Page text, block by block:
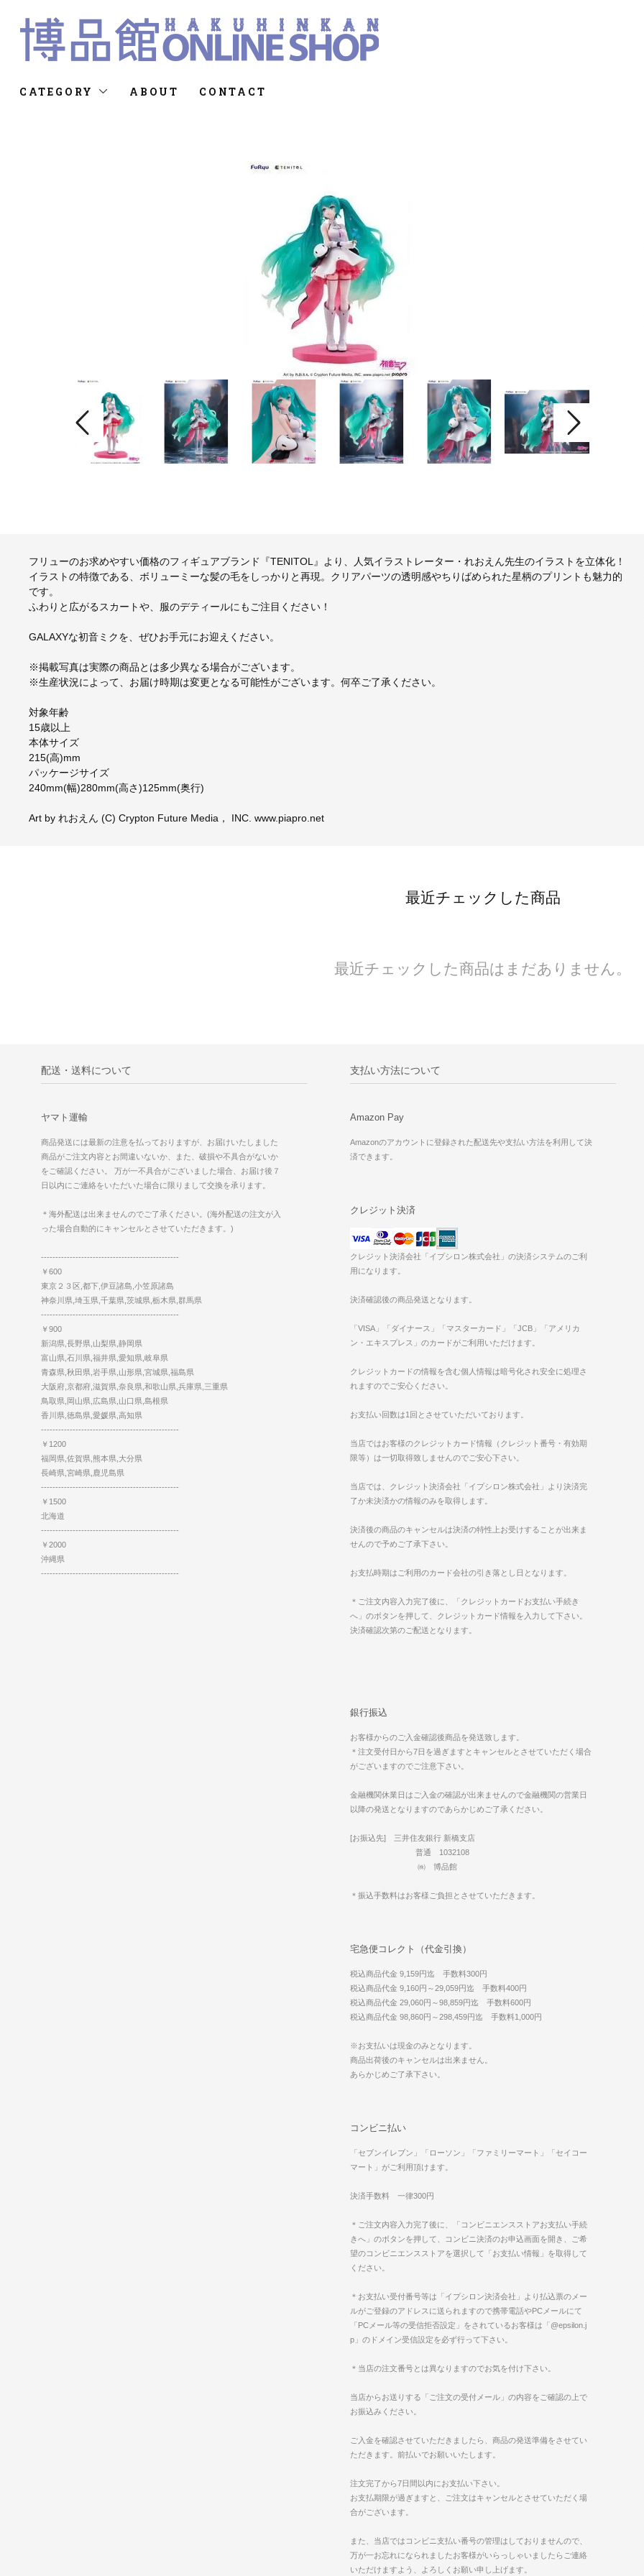
CATEGORY ABOUT CONTACT
フリューのお求めやすい価格のフィギュアブランド『TENITOL』より、人気イラストレーター・れおえん先生のイラストを立体化！
イラストの特徴である、ボリューミーな髪の毛をしっかりと再現。クリアパーツの透明感やちりばめられた星柄のプリントも魅力的
です。
ふわりと広がるスカートや、服のデティールにもご注目ください！
GALAXYな初音ミクを、ぜひお手元にお迎えください。
※掲載写真は実際の商品とは多少異なる場合がございます。
※生産状況によって、お届け時期は変更となる可能性がございます。何卒ご了承ください。
対象年齢
15歳以上
本体サイズ
215(高)mm
パッケージサイズ
240mm(幅)280mm(高さ)125mm(奥行)
Art by れおえん (C) Crypton Future Media， INC. www.piapro.net
最近チェックした商品
最近チェックした商品はまだありません。
配送・送料について
ヤマト運輸
商品発送には最新の注意を払っておりますが、お届けいたしました
商品がご注文内容とお間違いないか、また、破損や不具合がないか
をご確認ください。 万が一不具合がございました場合、お届け後７
日以内にご連絡をいただいた場合に限りまして交換を承ります。
＊海外配送は出来ませんのでご了承ください。(海外配送の注文が入
った場合自動的にキャンセルとさせていただきます。)
------------------------------------------------
￥600
東京２３区,都下,伊豆諸島,小笠原諸島
神奈川県,埼玉県,千葉県,茨城県,栃木県,群馬県
------------------------------------------------
￥900
新潟県,長野県,山梨県,静岡県
富山県,石川県,福井県,愛知県,岐阜県
青森県,秋田県,岩手県,山形県,宮城県,福島県
大阪府,京都府,滋賀県,奈良県,和歌山県,兵庫県,三重県
鳥取県,岡山県,広島県,山口県,島根県
香川県,徳島県,愛媛県,高知県
------------------------------------------------
￥1200
福岡県,佐賀県,熊本県,大分県
長崎県,宮崎県,鹿児島県
------------------------------------------------
￥1500
北海道
------------------------------------------------
￥2000
沖縄県
------------------------------------------------
支払い方法について
Amazon Pay
Amazonのアカウントに登録された配送先や支払い方法を利用して決
済できます。
クレジット決済
クレジット決済会社「イプシロン株式会社」の決済システムのご利
用になります。
決済確認後の商品発送となります。
「VISA」「ダイナース」「マスターカード」「JCB」「アメリカ
ン・エキスプレス」のカードがご利用いただけます。
クレジットカードの情報を含む個人情報は暗号化され安全に処理さ
れますのでご安心ください。
お支払い回数は1回とさせていただいております。
当店ではお客様のクレジットカード情報（クレジット番号・有効期
限等）は一切取得致しませんのでご安心下さい。
当店では、クレジット決済会社「イプシロン株式会社」より決済完
了か未決済かの情報のみを取得します。
決済後の商品のキャンセルは決済の特性上お受けすることが出来ま
せんので予めご了承下さい。
お支払時期はご利用のカード会社の引き落とし日となります。
＊ご注文内容入力完了後に、「クレジットカードお支払い手続き
へ」のボタンを押して、クレジットカード情報を入力して下さい。
決済確認次第のご配送となります。
銀行振込
お客様からのご入金確認後商品を発送致します。
＊注文受付日から7日を過ぎますとキャンセルとさせていただく場合
がございますのでご注意下さい。
金融機関休業日はご入金の確認が出来ませんので金融機関の営業日
以降の発送となりますのであらかじめご了承ください。
[お振込先] 三井住友銀行 新橋支店
普通 1032108
㈱ 博品館
＊振込手数料はお客様ご負担とさせていただきます。
宅急便コレクト（代金引換）
税込商品代金 9,159円迄 手数料300円
税込商品代金 9,160円～29,059円迄 手数料400円
税込商品代金 29,060円～98,859円迄 手数料600円
税込商品代金 98,860円～298,459円迄 手数料1,000円
※お支払いは現金のみとなります。
商品出荷後のキャンセルは出来ません。
あらかじめご了承下さい。
コンビニ払い
「セブンイレブン」「ローソン」「ファミリーマート」「セイコー
マート」がご利用頂けます。
決済手数料 一律300円
＊ご注文内容入力完了後に、「コンビニエンスストアお支払い手続
きへ」のボタンを押して、コンビニ決済のお申込画面を開き、ご希
望のコンビニエンスストアを選択して「お支払い情報」を取得して
ください。
＊お支払い受付番号等は「イプシロン決済会社」より払込票のメー
ルがご登録のアドレスに送られますので携帯電話やPCメールにて
「PCメール等の受信拒否設定」をされているお客様は「@epsilon.j
p」のドメイン受信設定を必ず行って下さい。
＊当店の注文番号とは異なりますのでお気を付け下さい。
当店からお送りする「ご注文の受付メール」の内容をご確認の上で
お振込みください。
ご入金を確認させていただきましたら、商品の発送準備をさせてい
ただきます。前払いでお願いいたします。
注文完了から7日間以内にお支払い下さい。
お支払期限が過ぎますと、ご注文はキャンセルとさせていただく場
合がございます。
また、当店ではコンビニ支払い番号の管理はしておりませんので、
万が一お忘れになられましたお客様がいらっしゃいましたらご連絡
いただけますよう、よろしくお願い申し上げます。